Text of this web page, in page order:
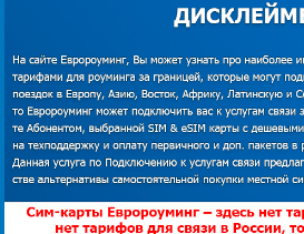
Служба под­держки кли­ен­тов
8 (800) 555-28-34
+7 (495) 011-12-
+7 (495) 011-12-